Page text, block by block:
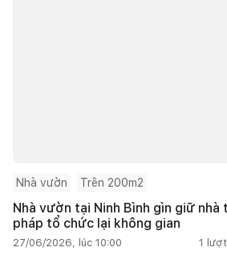
Nhà vườn Trên 200m2
Nhà vườn tại Ninh Bình gìn giữ
pháp tổ chức lại không gian
27/06/2026, lúc 10:00 1